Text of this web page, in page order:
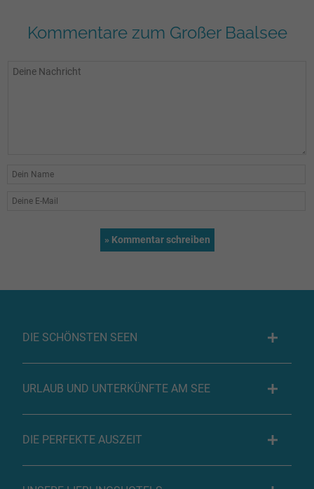
Kommentare zum Großer Baalsee
DIE SCHÖNSTEN SEEN
URLAUB UND UNTERKÜNFTE AM SEE
DIE PERFEKTE AUSZEIT